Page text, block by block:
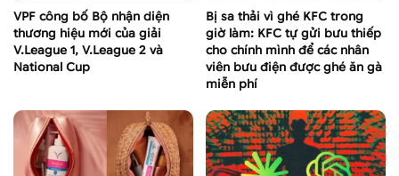
VPF công bố Bộ nhận diện
thương hiệu mới của giải
V.League 1, V.League 2 và
National Cup
Bị sa thải vì ghé KFC trong
giờ làm: KFC tự gửi bưu thiếp
cho chính mình để các nhân
viên bưu điện được ghé ăn gà
miễn phí